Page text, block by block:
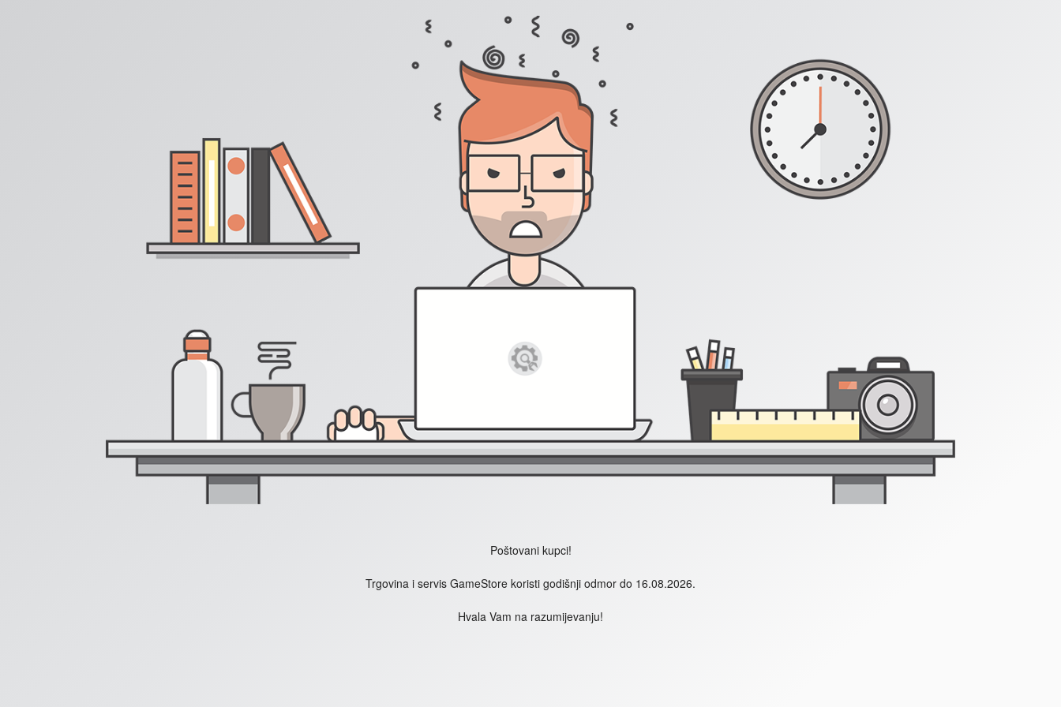
Poštovani kupci!
Trgovina i servis GameStore koristi godišnji odmor do 16.08.2026.
Hvala Vam na razumijevanju!